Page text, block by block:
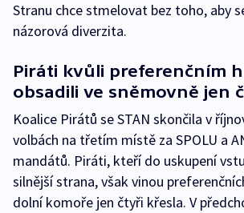
Stranu chce stmelovat bez toho, aby
názorová diverzita.
Piráti kvůli preferenčním
obsadili ve sněmovně jen
Koalice Pirátů se STAN skončila v
volbách na třetím místě za SPOLU a
mandátů. Piráti, kteří do uskupení
silnější strana, však vinou
dolní komoře jen čtyři křesla. V